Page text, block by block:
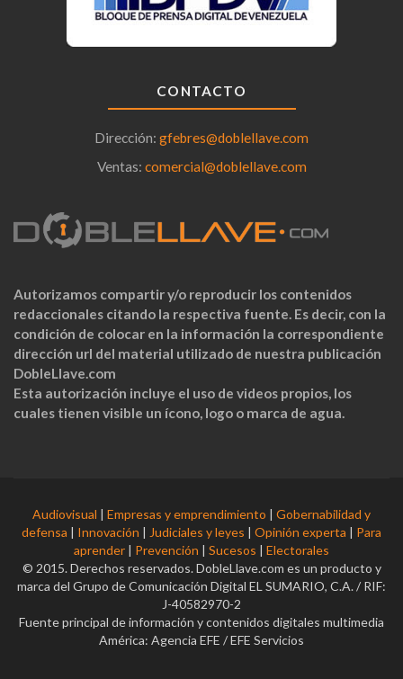
CONTACTO
Dirección: gfebres@doblellave.com
Ventas: comercial@doblellave.com
Autorizamos compartir y/o reproducir los contenidos
redaccionales citando la respectiva fuente. Es decir, con la
condición de colocar en la información la correspondiente
dirección url del material utilizado de nuestra publicación
DobleLlave.com
Esta autorización incluye el uso de videos propios, los
cuales tienen visible un ícono, logo o marca de agua.
Audiovisual | Empresas y emprendimiento | Gobernabilidad y
defensa | Innovación | Judiciales y leyes | Opinión experta | Para
aprender | Prevención | Sucesos | Electorales
© 2015. Derechos reservados. DobleLlave.com es un producto y
marca del Grupo de Comunicación Digital EL SUMARIO, C.A. / RIF:
J-40582970-2
Fuente principal de información y contenidos digitales multimedia
América: Agencia EFE / EFE Servicios